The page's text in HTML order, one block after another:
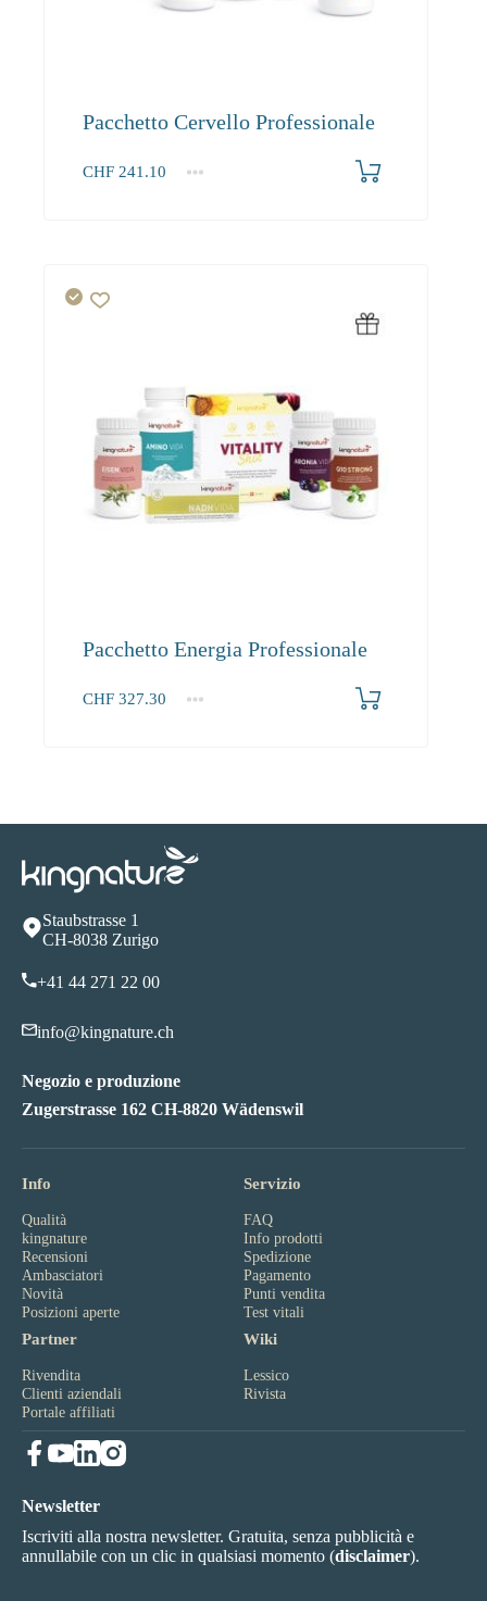
Pacchetto Cervello Professionale
CHF 241.10
1+
Pacchetto Energia Professionale
CHF 327.30
1+
Staubstrasse 1
CH-8038 Zurigo
+41 44 271 22 00
info@kingnature.ch
Negozio e produzione
Zugerstrasse 162 CH-8820 Wädenswil
Info
Qualità
kingnature
Recensioni
Ambasciatori
Novità
Posizioni aperte
Servizio
FAQ
Info prodotti
Spedizione
Pagamento
Punti vendita
Test vitali
Partner
Rivendita
Clienti aziendali
Portale affiliati
Wiki
Lessico
Rivista
Newsletter
Iscriviti alla nostra newsletter. Gratuita, senza pubblicità e
annullabile con un clic in qualsiasi momento (disclaimer).